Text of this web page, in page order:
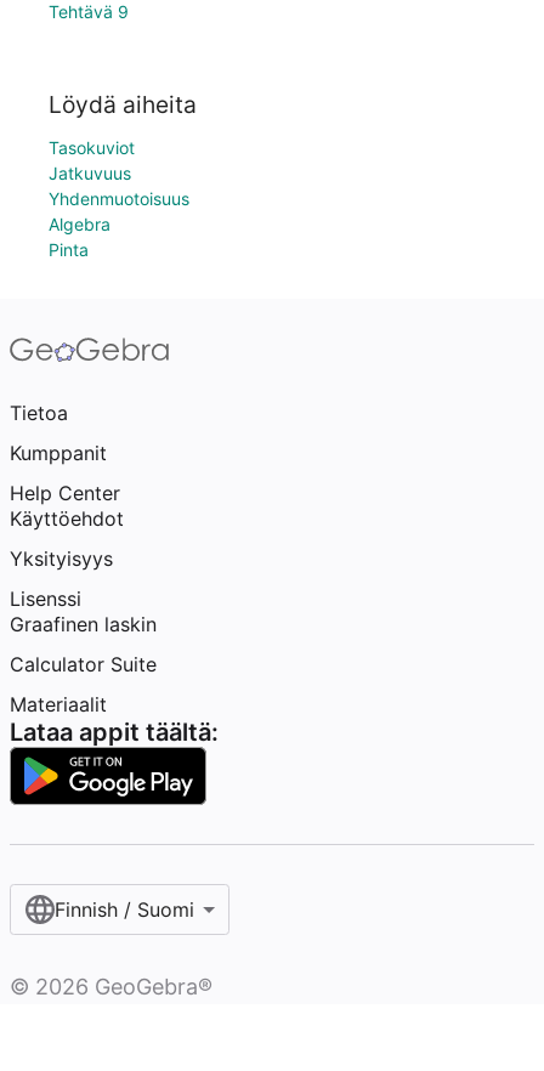
Tehtävä 9
Löydä aiheita
Tasokuviot
Jatkuvuus
Yhdenmuotoisuus
Algebra
Pinta
Tietoa
Kumppanit
Help Center
Käyttöehdot
Yksityisyys
Lisenssi
Graafinen laskin
Calculator Suite
Materiaalit
Lataa appit täältä:
Finnish / Suomi‎
© 2026 GeoGebra®